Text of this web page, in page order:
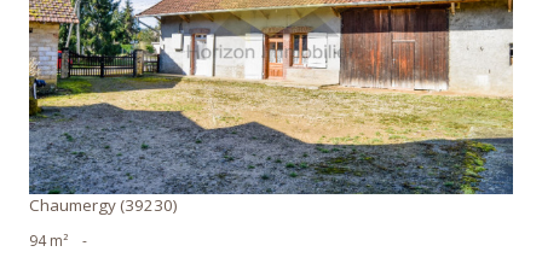
voir le bien
Chaumergy (39230)
94 m² -